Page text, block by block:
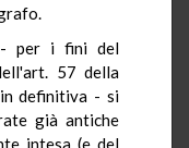
- per i fini del
57 della
definitiva - si
già antiche
intesa (e del